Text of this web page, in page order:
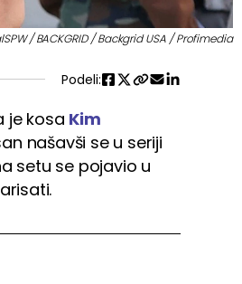
/ BACKGRID / Backgrid USA / Profimedia
Podeli:
je kosa Kim
našavši se u seriji
setu se pojavio u